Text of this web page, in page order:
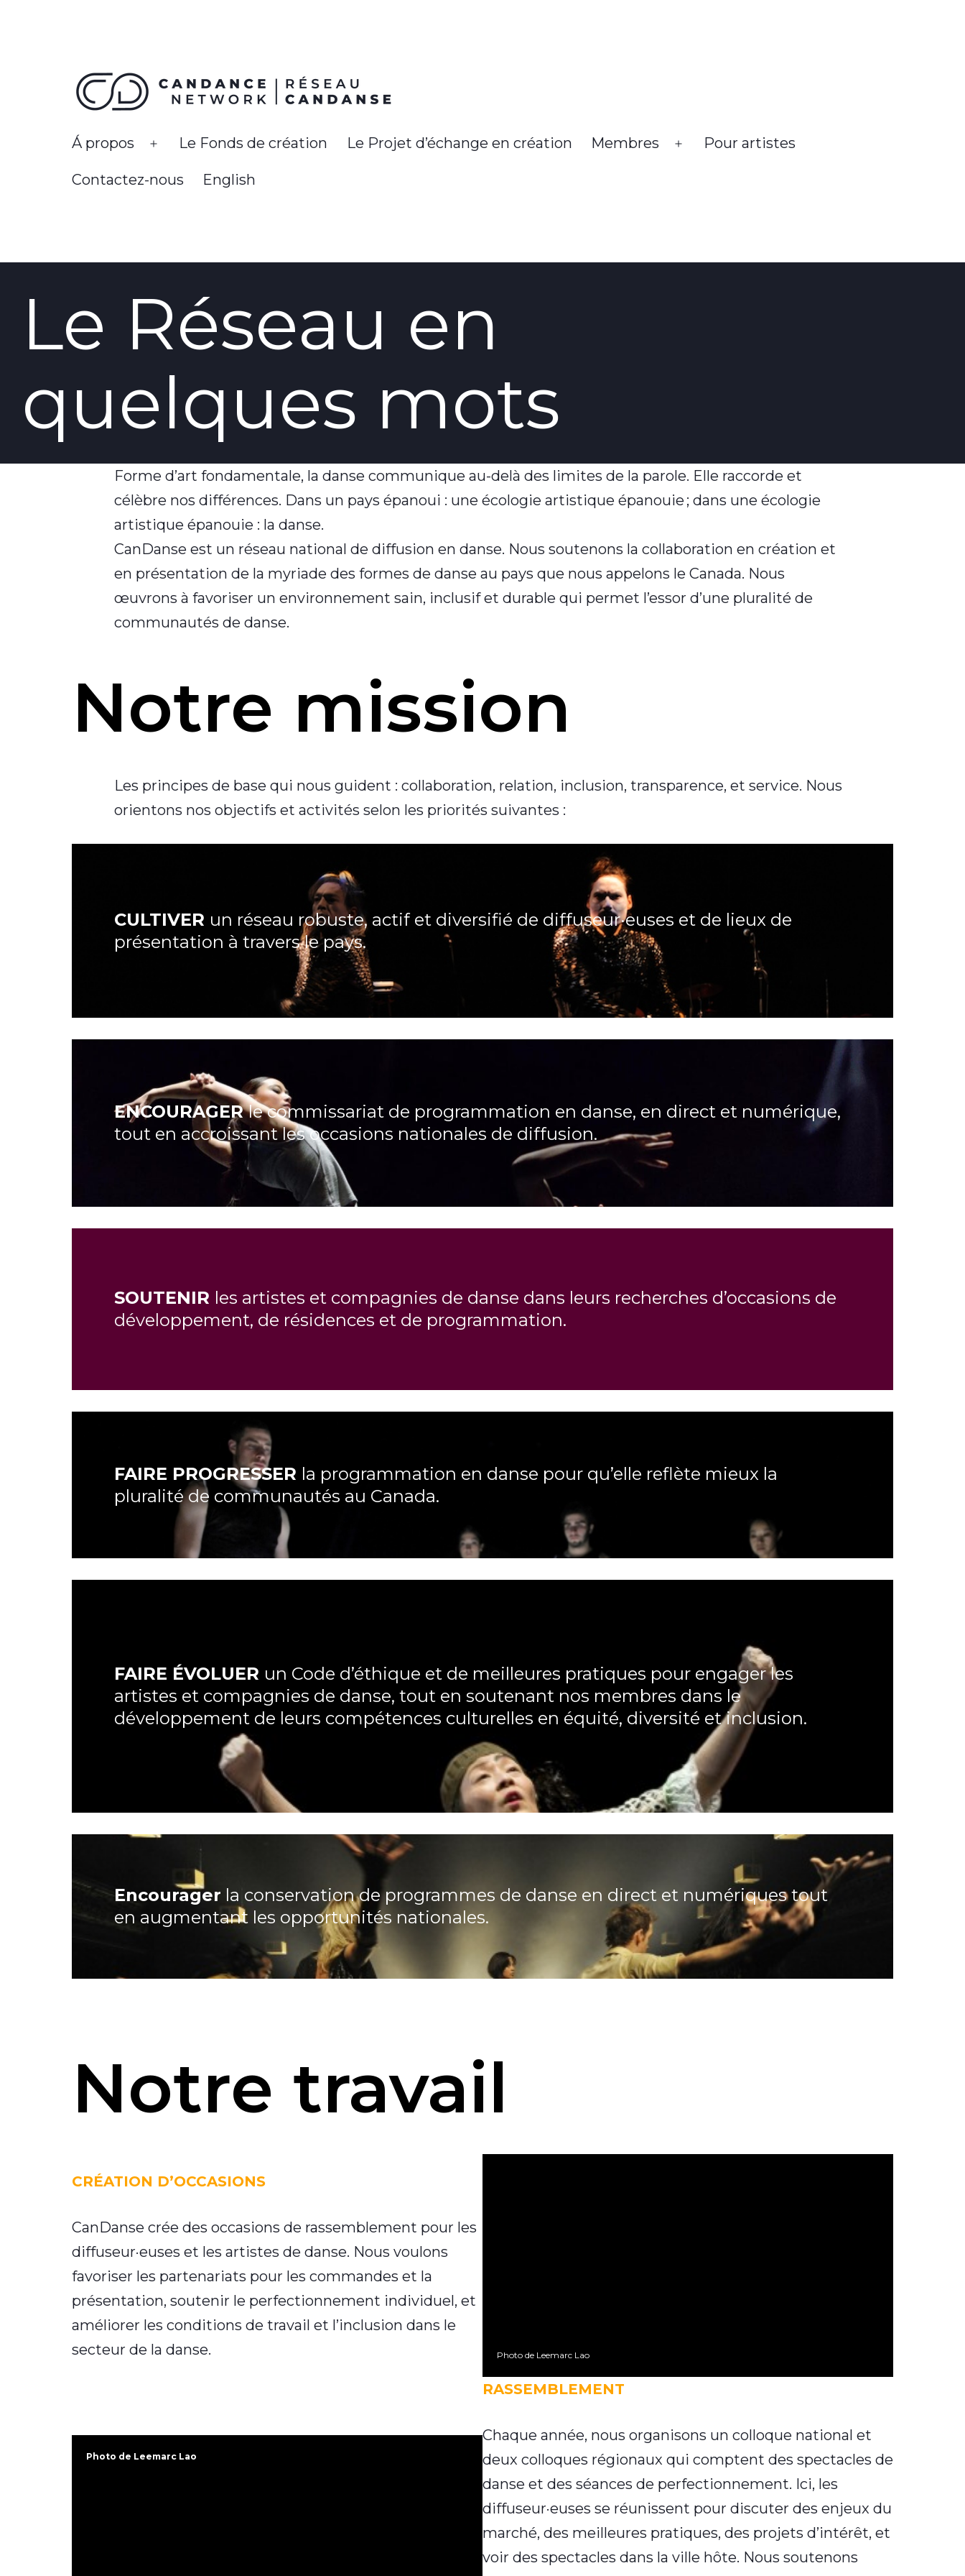
Réseau
Á propos
Open
menu
Le Fonds de création Le Projet d’échange en création Membres
Open
Pour artistes
Contactez-nous English
Le Réseau en
quelques mots
Forme d’art fondamentale, la danse communique au-delà des limites de la parole. Elle raccorde et
célèbre nos différences. Dans un pays épanoui : une écologie artistique épanouie ; dans une écologie
artistique épanouie : la danse.
CanDanse est un réseau national de diffusion en danse. Nous soutenons la collaboration en création et
en présentation de la myriade des formes de danse au pays que nous appelons le Canada. Nous
œuvrons à favoriser un environnement sain, inclusif et durable qui permet l’essor d’une pluralité de
communautés de danse.
Notre mission
Les principes de base qui nous guident : collaboration, relation, inclusion, transparence, et service. Nous
orientons nos objectifs et activités selon les priorités suivantes :
CULTIVER un réseau robuste, actif et diversifié de diffuseur·euses et de lieux de
présentation à travers le pays.
ENCOURAGERle commissariat de programmation en danse, en direct et numérique,
tout en accroissant les occasions nationales de diffusion.
SOUTENIR les artistes et compagnies de danse dans leurs recherches d’occasions de
développement, de résidences et de programmation.
FAIRE PROGRESSER la programmation en danse pour qu’elle reflète mieux la
pluralité de communautés au Canada.
FAIRE ÉVOLUER un Code d’éthique et de meilleures pratiques pour engager les
artistes et compagnies de danse, tout en soutenant nos membres dans le
développement de leurs compétences culturelles en équité, diversité et inclusion.
Encourager la conservation de programmes de danse en direct et numériques tout
en augmentant les opportunités nationales.
Notre travail
CRÉATION D’OCCASIONS
CanDanse crée des occasions de rassemblement pour les
diffuseur·euses et les artistes de danse. Nous voulons
favoriser les partenariats pour les commandes et la
présentation, soutenir le perfectionnement individuel, et
améliorer les conditions de travail et l’inclusion dans le
secteur de la danse.
Photo de Leemarc Lao
Photo de Leemarc Lao
RASSEMBLEMENT
Chaque année, nous organisons un colloque national et
deux colloques régionaux qui comptent des spectacles de
danse et des séances de perfectionnement. Ici, les
diffuseur·euses se réunissent pour discuter des enjeux du
marché, des meilleures pratiques, des projets d’intérêt, et
voir des spectacles dans la ville hôte. Nous soutenons